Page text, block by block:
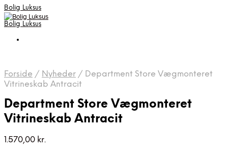
Bolig Luksus
Bolig Luksus
Forside / Nyheder / Department Store Vægmonteret
Vitrineskab Antracit
Department Store Vægmonteret
Vitrineskab Antracit
1.570,00 kr.